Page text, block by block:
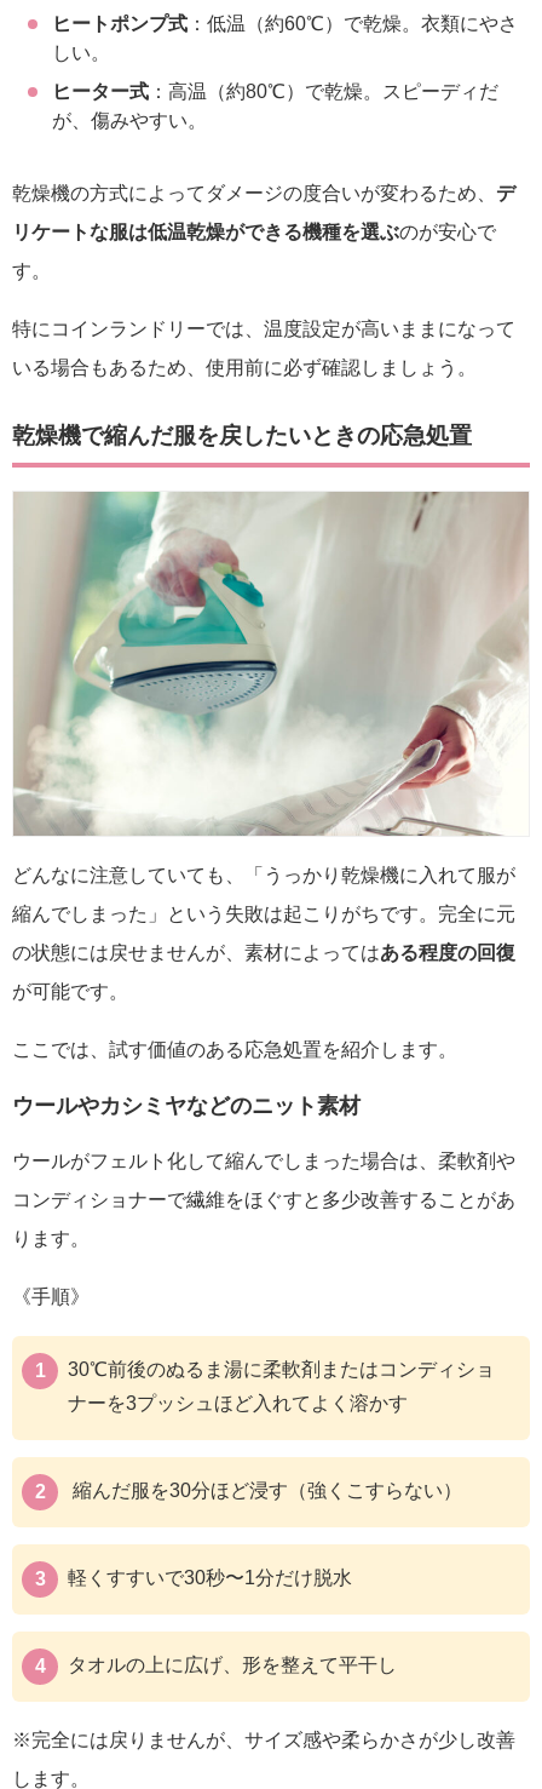
ヒートポンプ式：低温（約60℃）で乾燥。衣類にやさ
しい。
ヒーター式：高温（約80℃）で乾燥。スピーディだ
が、傷みやすい。
乾燥機の方式によってダメージの度合いが変わるため、 デ
リケートな服は低温乾燥ができる機種を選ぶのが安心で
す。
特にコインランドリーでは、温度設定が高いままになって
いる場合もあるため、使用前に必ず確認しましょう。
乾燥機で縮んだ服を戻したいときの応急処置
どんなに注意していても、「うっかり乾燥機に入れて服が
縮んでしまった」という失敗は起こりがちです。完全に元
の状態には戻せませんが、素材によってはある程度の回復
が可能です。
ここでは、試す価値のある応急処置を紹介します。
ウールやカシミヤなどのニット素材
ウールがフェルト化して縮んでしまった場合は、柔軟剤や
コンディショナーで繊維をほぐすと多少改善することがあ
ります。
《手順》
30℃前後のぬるま湯に柔軟剤またはコンディショ
ナーを3プッシュほど入れてよく溶かす
縮んだ服を30分ほど浸す（強くこすらない）
軽くすすいで30秒〜1分だけ脱水
タオルの上に広げ、形を整えて平干し
※完全には戻りませんが、サイズ感や柔らかさが少し改善
します。